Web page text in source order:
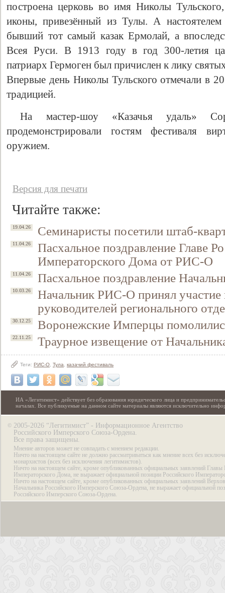
построена церковь во имя Николы
иконы, привезённый из Тулы. А
бывший тот самый казак Ермолай, а
Всея Руси. В 1913 году в год 300-летия
патриарх Гермоген был причислен к лику
Впервые день Николы Тульского отмечали в
традицией.
На мастер-шоу «Казачья удаль»
продемонстрировали гостям фестиваля
оружием.
Версия для печати
Читайте также:
19.04.26 Семинаристы посетили штаб-
11.04.26
Пасхальное поздравление Главе
Императорского Дома от РИС-О
11.04.26 Пасхальное поздравление
10.03.26
Начальник РИС-О принял участие
руководителей регионального
30.12.25 Воронежские Имперцы
22.11.25 Траурное извещение от
Теги: РИС-О Тула казачий фестиваль
Свидетельство
ИА «Легитимист» действует без образования юридического лица и
началах. Все публикуемые на данном сайте материалы являются исключительно
© 2005-2026 “Легитимист” - Информационное Агентство
Российского Имперского Союза-Ордена.
Все права защищены.
Мнение авторов может не совпадать с мнением редакции.
Ничто на настоящем сайте не должно рассматриваться как мнение всех без
монархистов (всех без исключения легитимистов).
Ничто на настоящем сайте, кроме опубликованных официальных заявлений Главы
Императорского Дома, не выражает официальной позиции Российского
Ничто на настоящем сайте, кроме опубликованных официальных заявлений
Начальника Российского Имперского Союза-Ордена, не выражает официальной
Российского Имперского Союза-Ордена.